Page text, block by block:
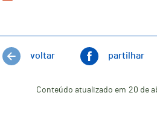
voltar partilhar
Conteúdo atualizado em 20 de